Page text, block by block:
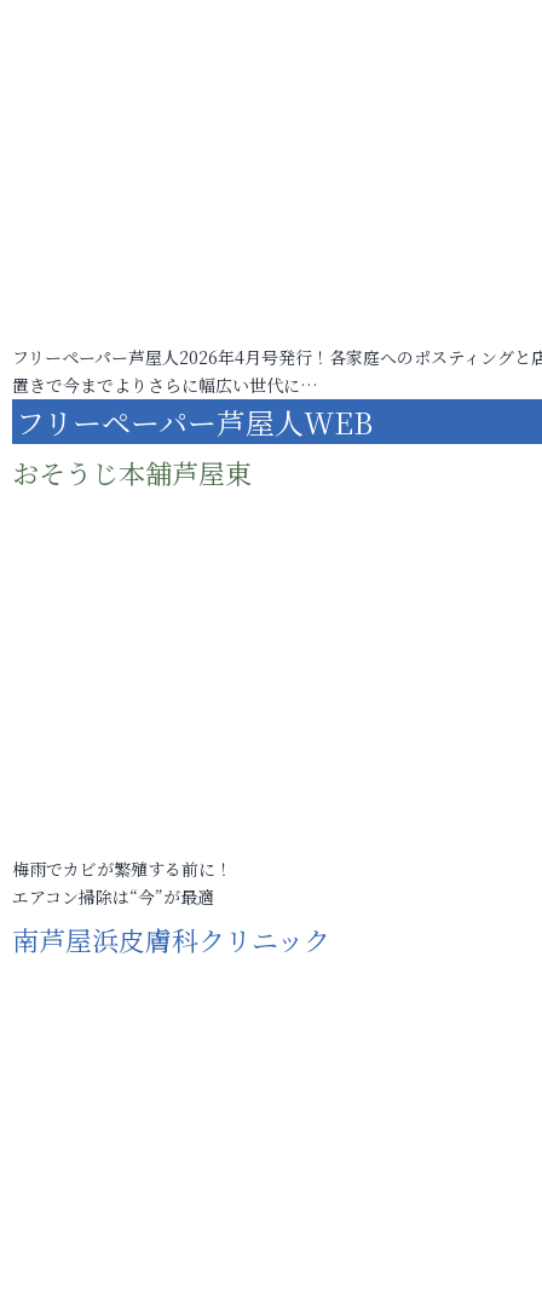
フリーペーパー芦屋人2026年4月号発行！各家庭へのポスティングと
置きで今までよりさらに幅広い世代に…
フリーペーパー芦屋人WEB
おそうじ本舗芦屋東
梅雨でカビが繁殖する前に！
エアコン掃除は“今”が最適
南芦屋浜皮膚科クリニック